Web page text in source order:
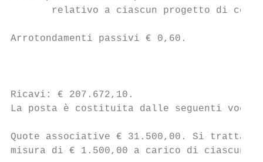
relativo a ciascun progetto di
Arrotondamenti passivi € 0,60.
Ricavi: € 207.672,10.
La posta è costituita dalle seguenti voci:
Quote associative € 31.500,00. Si tratta
misura di € 1.500,00 a carico di ciascun